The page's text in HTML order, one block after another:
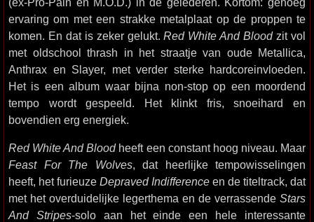
ervaring om met een strakke metalplaat op de proppen te
komen. En dat is zeker gelukt.Red White And Bloodzit vol
met oldschool thrash in het straatje van oude Metallica,
Anthrax en Slayer, met verder sterke hardcoreinvloeden.
Het is een album waar bijna non-stop op een moordend
tempo wordt gespeeld. Het klinkt fris, snoeihard en
bovendien erg energiek.
Red White And Bloodheeft een constant hoog niveau. Maar
Feast For The Wolves, dat heerlijke tempowisselingen
heeft, het furieuze Depraved Indifference en de titeltrack, dat
met het overduidelijke legerthema en de verrassende Stars
And Stripes-solo aan het einde een hele interessante